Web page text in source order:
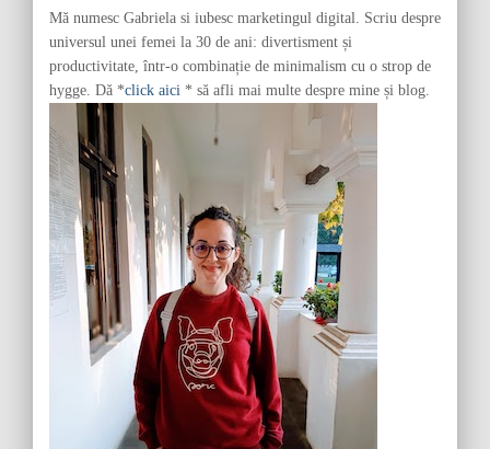
Mă numesc Gabriela si iubesc marketingul digital. Scriu despre
universul unei femei la 30 de ani: divertisment și
productivitate, într-o combinație de minimalism cu o strop de
hygge. Dă *click aici * să afli mai multe despre mine și blog.